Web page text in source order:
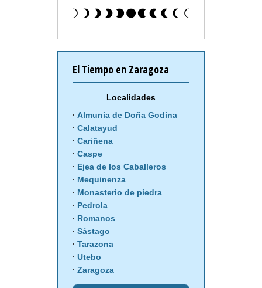
El Tiempo en Zaragoza
Localidades
Almunia de Doña Godina
Calatayud
Cariñena
Caspe
Ejea de los Caballeros
Mequinenza
Monasterio de piedra
Pedrola
Romanos
Sástago
Tarazona
Utebo
Zaragoza